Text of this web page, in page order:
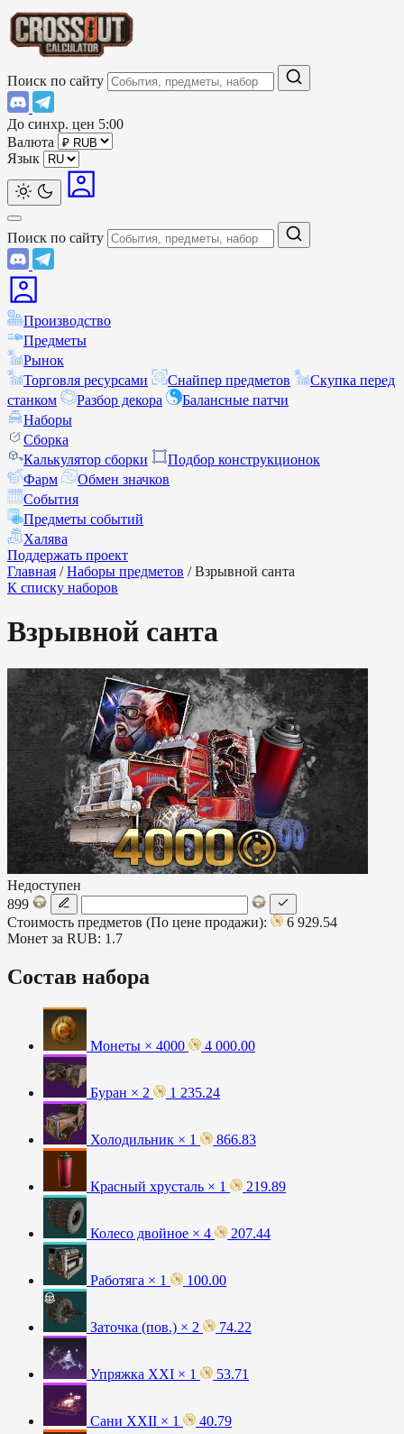
Поиск по сайту
До синхр. цен 5:00
Валюта
Язык
Поиск по сайту
Производство
Предметы
Рынок
Торговля ресурсами
Снайпер предметов
Скупка перед
станком
Разбор декора
Балансные патчи
Наборы
Сборка
Калькулятор сборки
Подбор конструкционок
Фарм
Обмен значков
События
Предметы событий
Халява
Поддержать проект
Главная / Наборы предметов / Взрывной санта
К списку наборов
Взрывной санта
Недоступен
899
Стоимость предметов (По цене продажи):
6 929.54
Монет за RUB: 1.7
Состав набора
Монеты × 4000 4 000.00
Буран × 2 1 235.24
Холодильник × 1 866.83
Красный хрусталь × 1 219.89
Колесо двойное × 4 207.44
Работяга × 1 100.00
Заточка (пов.) × 2 74.22
Упряжка XXI × 1 53.71
Сани XXII × 1 40.79